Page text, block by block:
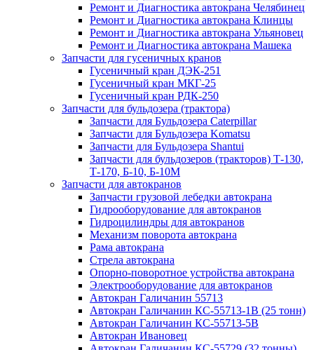
Ремонт и Диагностика автокрана Челябинец
Ремонт и Диагностика автокрана Клинцы
Ремонт и Диагностика автокрана Ульяновец
Ремонт и Диагностика автокрана Машека
Запчасти для гусеничных кранов
Гусеничный кран ДЭК-251
Гусеничный кран МКГ-25
Гусеничный кран РДК-250
Запчасти для бульдозера (трактора)
Запчасти для Бульдозера Caterpillar
Запчасти для Бульдозера Komatsu
Запчасти для Бульдозера Shantui
Запчасти для бульдозеров (тракторов) Т-130,
Т-170, Б-10, Б-10М
Запчасти для автокранов
Запчасти грузовой лебедки автокрана
Гидрооборудование для автокранов
Гидроцилиндры для автокранов
Механизм поворота автокрана
Рама автокрана
Стрела автокрана
Опорно-поворотное устройства автокрана
Электрооборудование для автокранов
Автокран Галичанин 55713
Автокран Галичанин КС-55713-1В (25 тонн)
Автокран Галичанин КС-55713-5В
Автокран Ивановец